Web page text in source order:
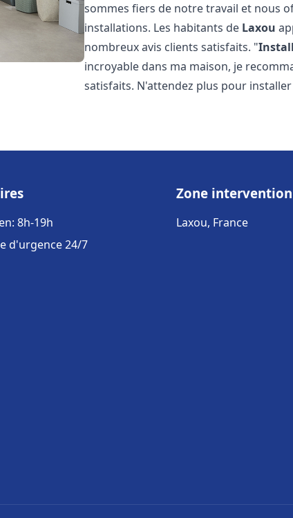
sommes fiers de notre travail et nous
installations. Les habitants de Laxou
nombreux avis clients satisfaits. "
incroyable dans ma maison, je
satisfaits. N'attendez plus pour installer
8h-19h
d'urgence 24/7
Zone intervention
Laxou, France